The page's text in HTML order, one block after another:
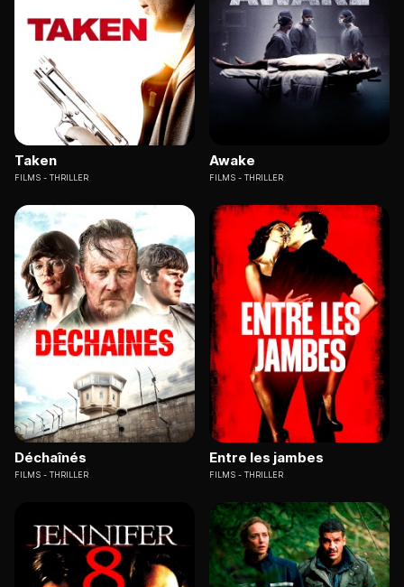
Taken
FILMS THRILLER
Awake
FILMS THRILLER
Déchaînés
FILMS THRILLER
Entre les jambes
FILMS THRILLER